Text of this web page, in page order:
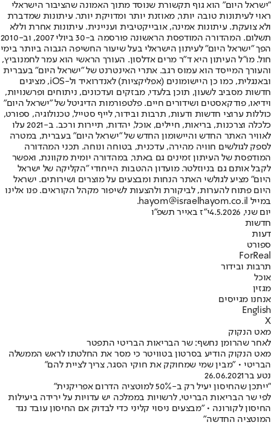
"ישראל היום" הוא גוף תקשורת שנוסד מתוך האמונה שהציבור הישראלי
ראוי לעיתונות טובה יותר, מאוזנת יותר ומדויקת יותר. עיתונות שמדברת
ולא צועקת. עיתונות אמינה, אובייקטיבית ועניינית. עיתונות אחרת וללא
תשלום. המהדורה המודפסת הראשונה פורסמה ב-30 ביולי 2007, וב-2010
הפך "ישראל היום" לעיתון הישראלי בעל שיעור החשיפה הגבוה ביותר בימי
חול. מו"ל העיתון היא ד"ר מרים אדלסון. העורך הראשי הוא עמר לחמנוביץ,
והעורך המייסד הוא עמוס רגב. אתרי האינטרנט של "ישראל היום" בעברית
ובאנגלית, כמו כן היישומונים (אפליקציות) לאנדרואיד ול-iOS, מציגים
חדשות מסביב לשעון, תוכן בלעדי, מבזקים ועדכונים, ניתוחים ופרשנויות,
וידיאו, פודקאסטים ושידורים חיים. פלטפורמות הדיגיטל של "ישראל היום"
כוללות ערוצי חדשות ודעות, תרבות ובידור, לייף סטייל, טכנולוגיה, ספורט,
כלכלה וצרכנות, בריאות, חיילים, אוכל, יהדות, תיירות ורכב. ב-2021 עלו
לאוויר האתר החדש והיישומון החדש של "ישראל היום" בעברית, במטרה
לספק לגולשים חוויה מהירה, עדכנית, בטוחה ונוחה. תכני המהדורה
המודפסת של העיתון זמינים גם באתר, במהדורה יומית מקוונת, ואפשר
לקבל אותם גם בניוזלטר. מועדון ההטבות הייחודי "הקליקה של ישראל
היום" מציע לגולשי האתר הנחות ומבצעים על מוצרים ושירותים. ישראל
היום פתוח להערות, לביקורת ולהצעות לשיפור מקהל הקוראים. פנו אלינו
במייל hayom@israelhayom.co.il.
יום שני, 4.5.2026
י"ז באייר תשפ"ו
חדשות
דעות
ספורט
ForReal
תרבות ובידור
אוכל
מגזין
אנחנו מגייסים
English
X
מאט הנקוק
לאחר שהרומן נחשף: שר הבריאות הבריטי התפטר
מאט הנקוק הודיע בסרטון בטוויטר כי מסר את החלטתו לראש הממשלה
הבריטי • "מבין שמי שמחוקק את חוקי הסגר, צריך לציית להם"
נטע בר26.06.2021
"ייתכן שהחיסון יעיל רק ב-50% למוטציה הדרום אפריקנית"
לפי שר הבריאות הבריטי, לרשויות בממלכה יש עדויות על ירידה ביעילות
החיסון לקורונה • "מבצעים ניסוי קליני כדי לבדוק אם החיסון עובד נגד
המוטציה החדשה"